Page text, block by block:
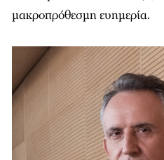
μακροπρόθεσμη ευημερία.